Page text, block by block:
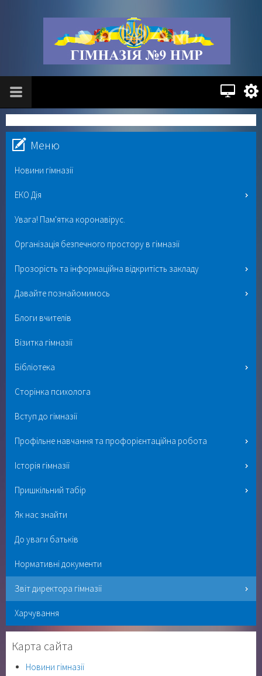
Меню
Новини гімназії
ЕКО Дія
Увага! Пам'ятка коронавірус.
Організація безпечного простору в гімназії
Прозорість та інформаційна відкритість закладу
Давайте познайомимось
Блоги вчителів
Візитка гімназії
Бібліотека
Сторінка психолога
Вступ до гімназії
Профільне навчання та профорієнтаційна робота
Історія гімназії
Пришкільний табір
Як нас знайти
До уваги батьків
Нормативні документи
Звіт директора гімназії
Харчування
Карта сайта
Новини гімназії